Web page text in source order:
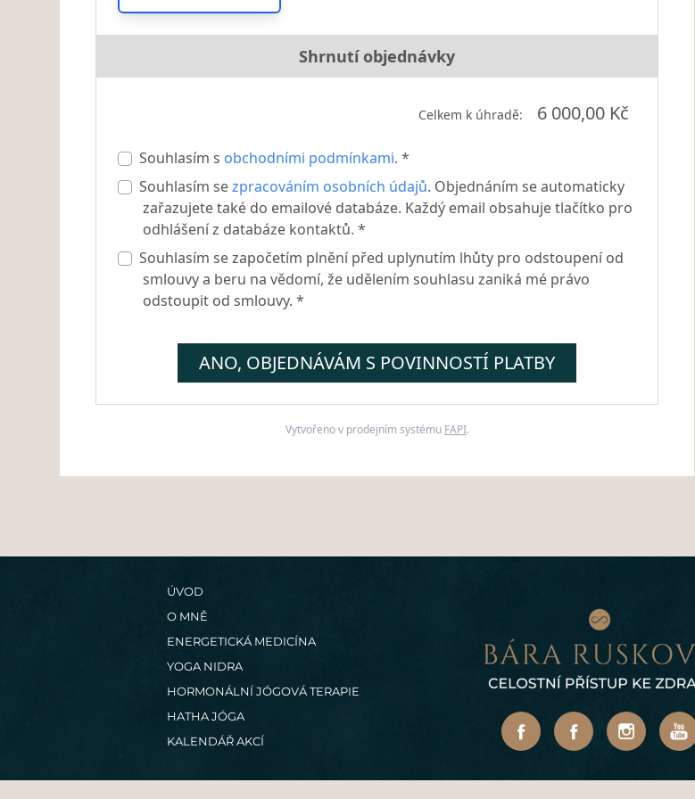
Shrnutí objednávky
Celkem k úhradě: 6 000,00 Kč
Souhlasím s obchodními podmínkami. *
Souhlasím sezpracováním osobních údajů. Objednáním se automaticky
zařazujete také do emailové databáze. Každý email obsahuje tlačítko pro
odhlášení z databáze kontaktů. *
Souhlasím se započetím plnění před uplynutím lhůty pro odstoupení od
smlouvy a beru na vědomí, že udělením souhlasu zaniká mé právo
odstoupit od smlouvy. *
ANO, OBJEDNÁVÁM S POVINNOSTÍ PLATBY
Vytvořeno v prodejním systému FAPI.
ÚVOD
O MNĚ
ENERGETICKÁ MEDICÍNA
YOGA NIDRA
HORMONÁLNÍ JÓGOVÁ TERAPIE
HATHA JÓGA
KALENDÁŘ AKCÍ